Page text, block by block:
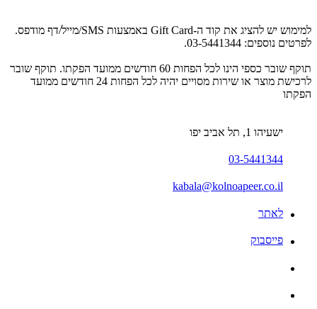
למימוש יש להציג את קוד ה-Gift Card באמצעות SMS/מייל/דף מודפס.
לפרטים נוספים: 03-5441344.
תוקף שובר כספי הינו לכל הפחות 60 חודשים ממועד הפקתו. תוקף שובר
לרכישת מוצר או שירות מסויים יהיה לכל הפחות 24 חודשים ממועד
הפקתו
ישעיהו 1, תל אביב יפו
03-5441344
kabala@kolnoapeer.co.il
לאתר
פייסבוק